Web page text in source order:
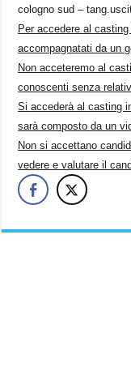
cologno sud –
Per accedere al
accompagnatati da un
Non acceteremo al
conoscenti senza
Si accederà al casting
sarà composto da un
Non si accettano
vedere e valutare il